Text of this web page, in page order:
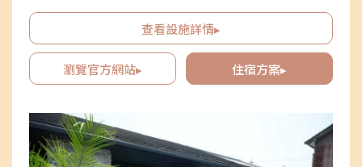
本地消費，提供豪華多樣的料理。沉浸在寶泉寺溫泉的"美肌之湯"中，
品嚐大分當季的恩賜，悠閒地享受流逝的時光。也提供可攜帶寵物入住
的客房和狗狗跑步場所。
查看設施詳情▸
瀏覽官方網站▸ 住宿方案▸